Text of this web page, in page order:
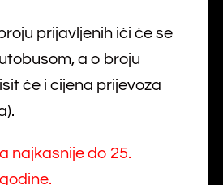
prijavljenih ići će se
a o broju
će i cijena prijevoza
najkasnije do 25.